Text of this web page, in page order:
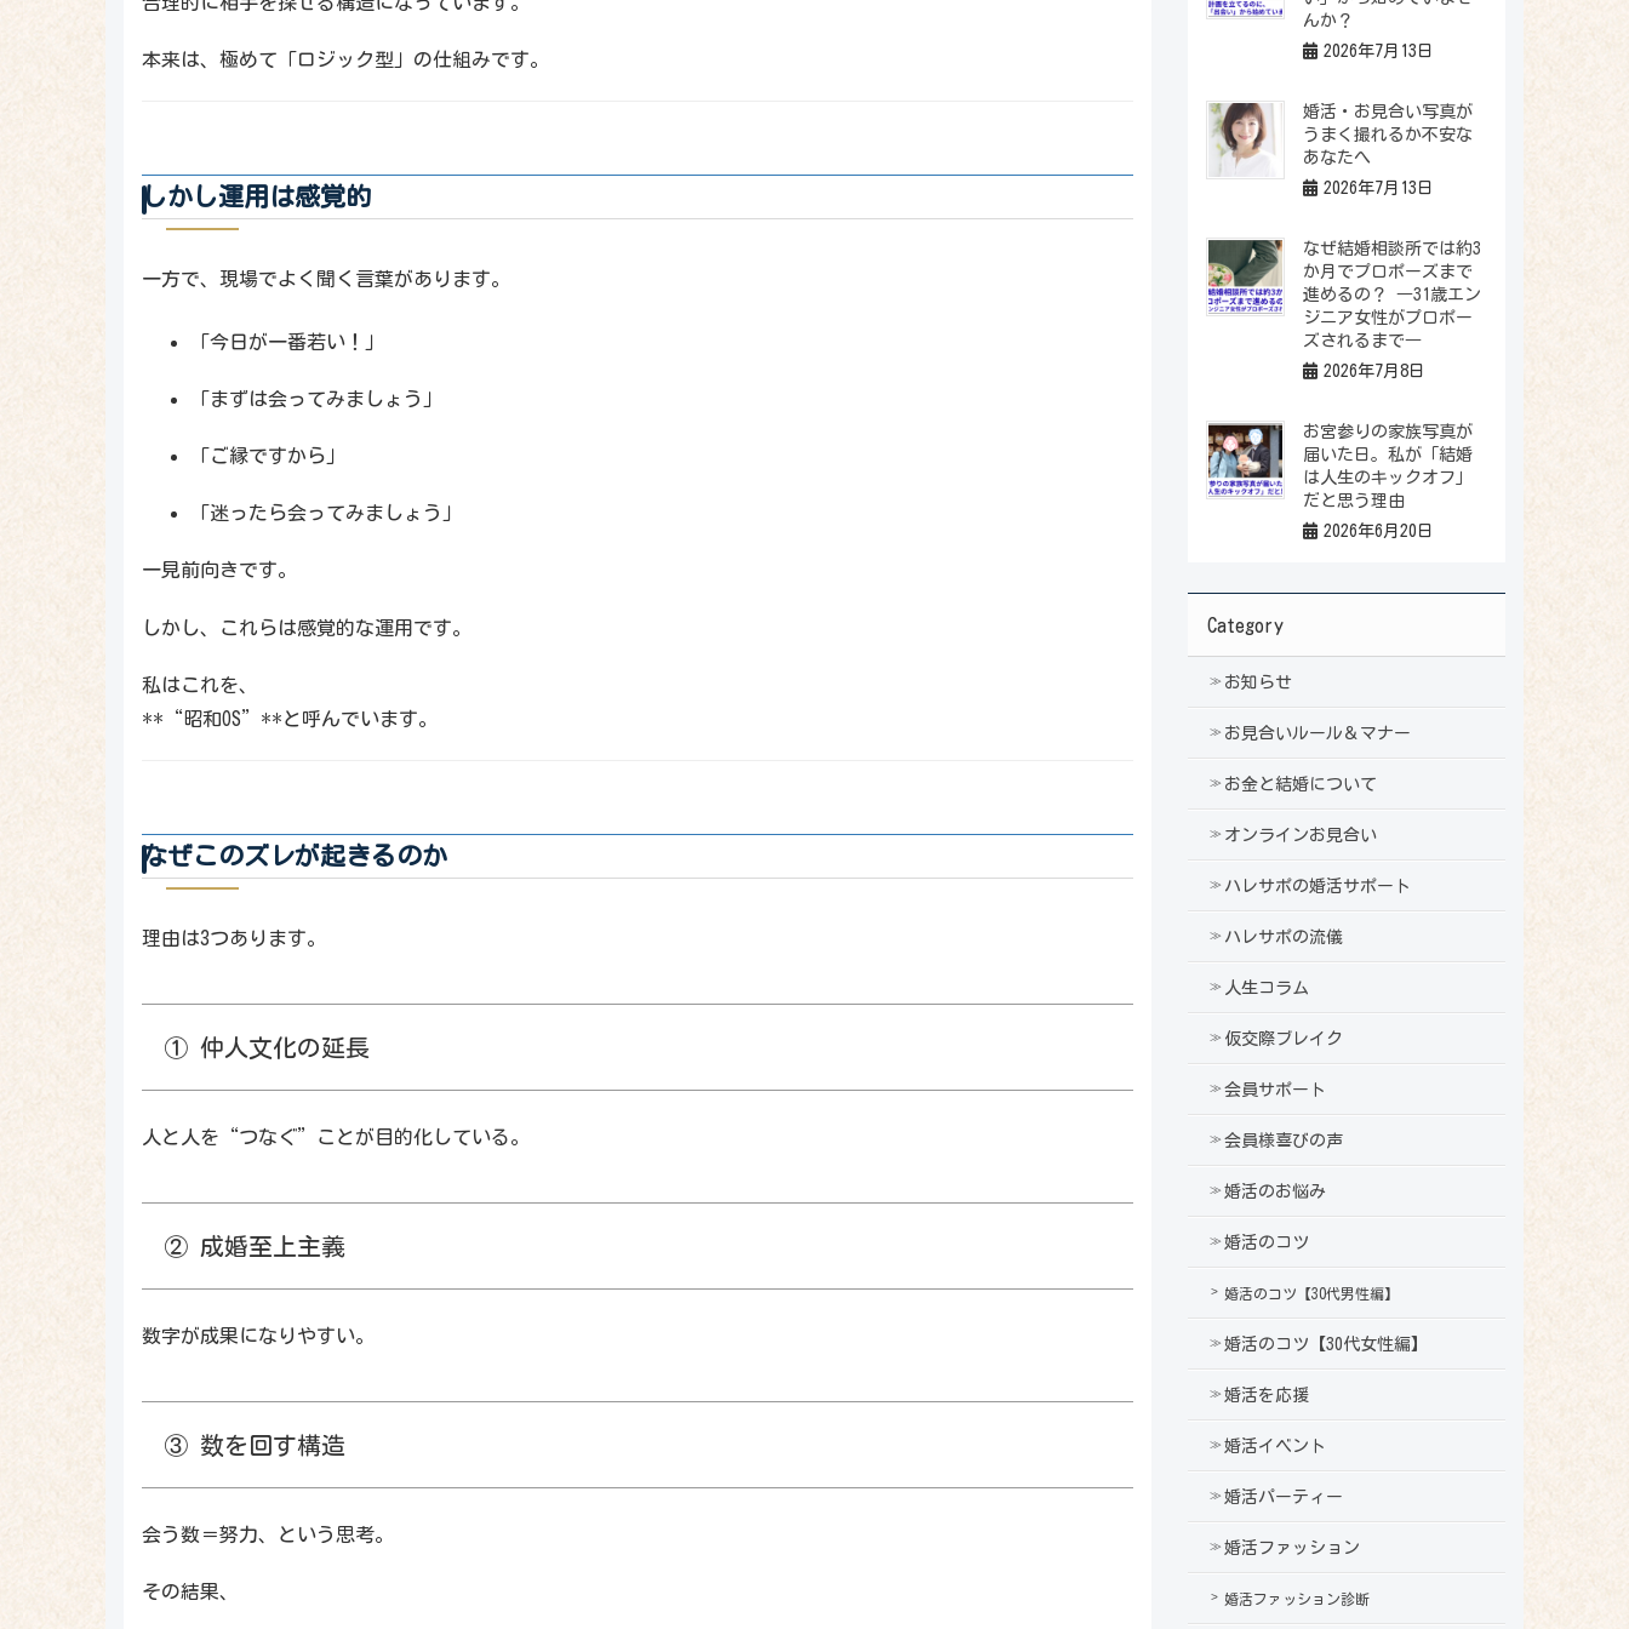
本来は、極めて「ロジック型」の仕組みです。
しかし運用は感覚的
一方で、現場でよく聞く言葉があります。
「今日が一番若い！」
「まずは会ってみましょう」
「ご縁ですから」
「迷ったら会ってみましょう」
一見前向きです。
しかし、これらは感覚的な運用です。
私はこれを、
**“昭和OS”**と呼んでいます。
なぜこのズレが起きるのか
理由は3つあります。
① 仲人文化の延長
人と人を“つなぐ”ことが目的化している。
② 成婚至上主義
数字が成果になりやすい。
③ 数を回す構造
会う数＝努力、という思考。
その結果、
んか？
2026年7月13日
婚活・お見合い写真が
うまく撮れるか不安な
あなたへ
2026年7月13日
なぜ結婚相談所では約3
か月でプロポーズまで
進めるの？ ―31歳エン
ジニア女性がプロポー
ズされるまで―
2026年7月8日
お宮参りの家族写真が
届いた日。私が「結婚
は人生のキックオフ」
だと思う理由
2026年6月20日
Category
お知らせ
お見合いルール＆マナー
お金と結婚について
オンラインお見合い
ハレサポの婚活サポート
ハレサポの流儀
人生コラム
仮交際ブレイク
会員サポート
会員様喜びの声
婚活のお悩み
婚活のコツ
婚活のコツ【30代男性編】
婚活のコツ【30代女性編】
婚活を応援
婚活イベント
婚活パーティー
婚活ファッション
婚活ファッション診断